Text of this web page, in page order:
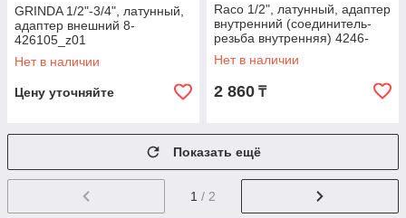
GRINDA 1/2"-3/4", латунный,
адаптер внешний 8-
426105_z01
Нет в наличии
Цену уточняйте
Raco 1/2", латунный, адаптер
внутренний (соединитель-
резьба внутренняя) 4246-
55015B
Нет в наличии
2 860 ₸
Показать ещё
1 / 2